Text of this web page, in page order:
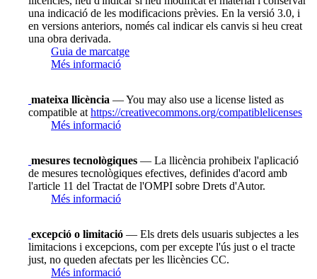
una indicació de les modificacions prèvies. En la versió 3.0, i
en versions anteriors, només cal indicar els canvis si heu creat
una obra derivada.
Guia de marcatge
Més informació
mateixa llicència — You may also use a license listed as
compatible at https://creativecommons.org/compatiblelicenses
Més informació
mesures tecnològiques — La llicència prohibeix l'aplicació
de mesures tecnològiques efectives, definides d'acord amb
l'article 11 del Tractat de l'OMPI sobre Drets d'Autor.
Més informació
excepció o limitació — Els drets dels usuaris subjectes a les
limitacions i excepcions, com per excepte l'ús just o el tracte
just, no queden afectats per les llicències CC.
Més informació